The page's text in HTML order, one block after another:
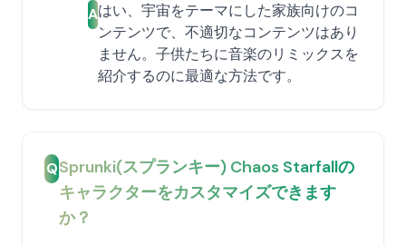
Aはい、宇宙をテーマにした家族向けのコ
ンテンツで、不適切なコンテンツはあり
ません。子供たちに音楽のリミックスを
紹介するのに最適な方法です。
QSprunki(スプランキー) Chaos Starfallの
キャラクターをカスタマイズできます
か？